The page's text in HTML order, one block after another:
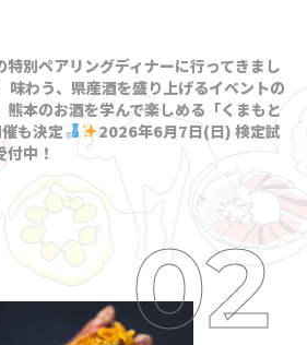
別ペアリングディナーに行ってきまし
味わう、県産酒を盛り上げるイベントの
本のお酒を学んで楽しめる「くまもと
も決定
2026年6月7日(日) 検定試
中！